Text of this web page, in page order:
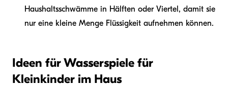
Haushaltsschwämme in Hälften oder Viertel, damit sie
nur eine kleine Menge Flüssigkeit aufnehmen können.
Ideen für Wasserspiele für
Kleinkinder im Haus